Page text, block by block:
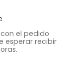
el pedido
esperar recibir